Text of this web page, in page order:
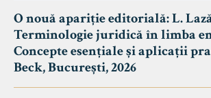
O nouă apariție editorială: L.
Terminologie juridică în limba
Concepte esențiale și aplicații
Beck, București, 2026